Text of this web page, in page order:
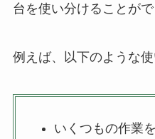
台を使い分けることが
例えば、以下のような使
いくつもの作業